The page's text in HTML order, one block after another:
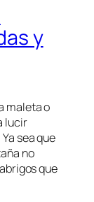
y
maleta o
lucir
sea que
no
que